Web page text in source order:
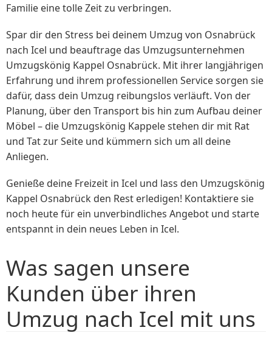
Familie eine tolle Zeit zu verbringen.
Spar dir den Stress bei deinem Umzug von Osnabrück
nach Icel und beauftrage das Umzugsunternehmen
Umzugskönig Kappel Osnabrück. Mit ihrer langjährigen
Erfahrung und ihrem professionellen Service sorgen sie
dafür, dass dein Umzug reibungslos verläuft. Von der
Planung, über den Transport bis hin zum Aufbau deiner
Möbel – die Umzugskönig Kappele stehen dir mit Rat
und Tat zur Seite und kümmern sich um all deine
Anliegen.
Genieße deine Freizeit in Icel und lass den Umzugskönig
Kappel Osnabrück den Rest erledigen! Kontaktiere sie
noch heute für ein unverbindliches Angebot und starte
entspannt in dein neues Leben in Icel.
Was sagen unsere
Kunden über ihren
Umzug nach Icel mit uns